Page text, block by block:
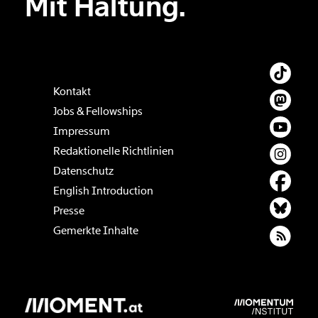
Mit Haltung.
Kontakt
Jobs & Fellowships
Impressum
Redaktionelle Richtlinien
Datenschutz
English Introduction
Presse
Gemerkte Inhalte